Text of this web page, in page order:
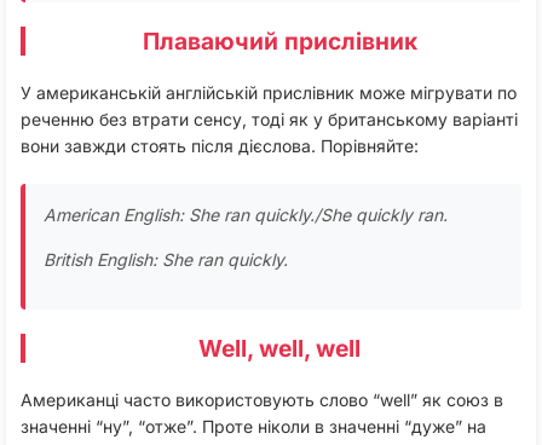
Плаваючий прислівник
У американській англійській прислівник може мігрувати по
реченню без втрати сенсу, тоді як у британському варіанті
вони завжди стоять після дієслова. Порівняйте:
American English: She ran quickly./She quickly ran.
British English: She ran quickly.
Well, well, well
Американці часто використовують слово “well” як союз в
значенні “ну”, “отже”. Проте ніколи в значенні “дуже” на